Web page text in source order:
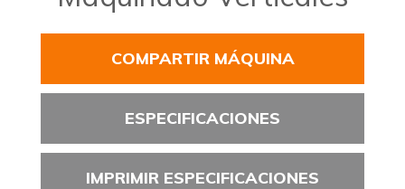
COMPARTIR MÁQUINA
ESPECIFICACIONES
IMPRIMIR ESPECIFICACIONES